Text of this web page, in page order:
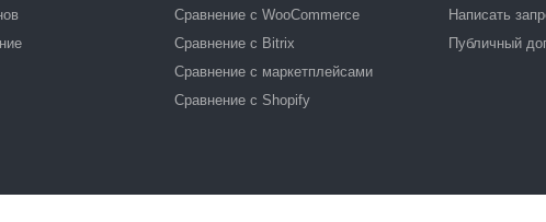
Сравнение с WooCommerce
Сравнение с Bitrix
Сравнение с маркетплейсами
Сравнение с Shopify
Написать
Публичный